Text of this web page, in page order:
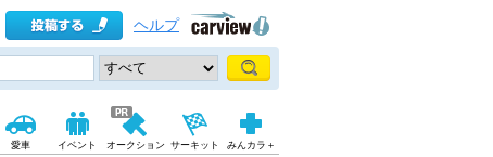
ヘルプ
愛車 イベント オークション サーキット みんカラ＋